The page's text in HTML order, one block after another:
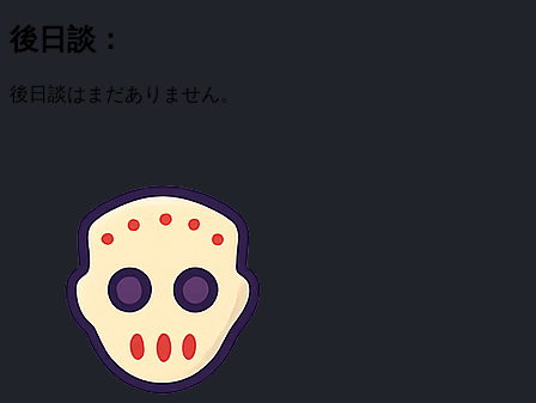
後日談：
後日談はまだありません。